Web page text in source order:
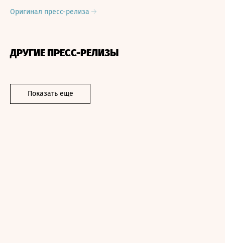
Оригинал пресс-релиза
ДРУГИЕ ПРЕСС-РЕЛИЗЫ
Показать еще